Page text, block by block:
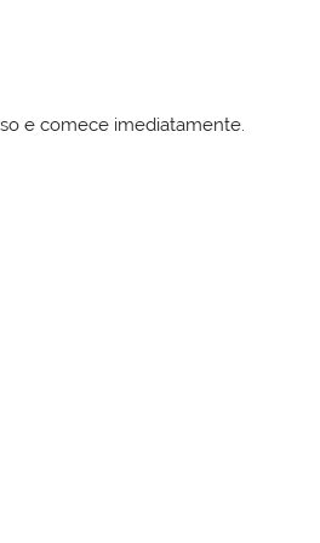
e comece imediatamente.